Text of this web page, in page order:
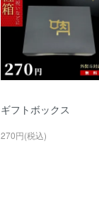
ギフトボックス
270円(税込)